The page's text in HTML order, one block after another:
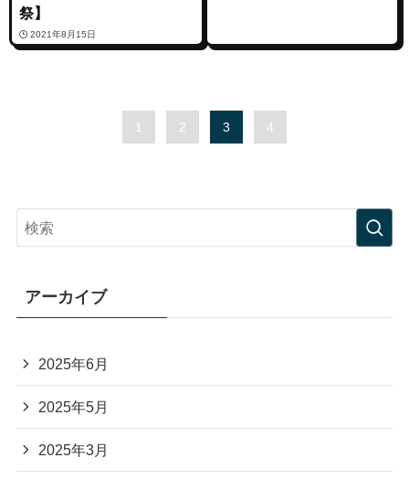
祭】
2021年8月15日
1 2 3 4
アーカイブ
2025年6月
2025年5月
2025年3月